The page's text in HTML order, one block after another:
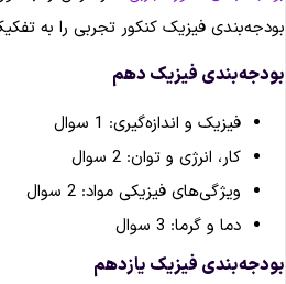
فیزیک کنکور تجربی را به
فیزیک دهم
فیزیک و اندازه‌گیری: 1 سوال
کار، انرژی و توان: 2 سوال
ویژگی‌های فیزیکی مواد: 2 سوال
دما و گرما: 3 سوال
فیزیک یازدهم